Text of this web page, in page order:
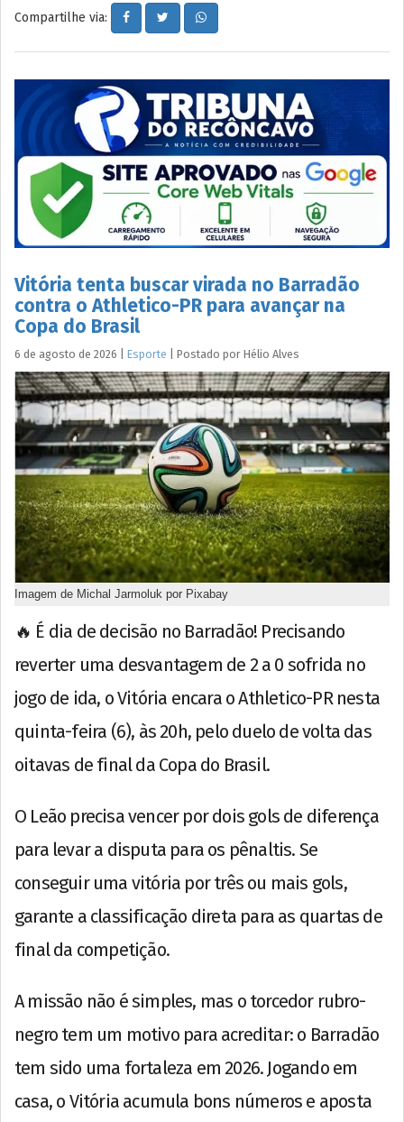
Compartilhe via:
Vitória tenta buscar virada no Barradão
contra o Athletico-PR para avançar na
Copa do Brasil
6 de agosto de 2026 Esporte Postado por Hélio Alves
Imagem de Michal Jarmoluk por Pixabay
🔥 É dia de decisão no Barradão! Precisando
reverter uma desvantagem de 2 a 0 sofrida no
jogo de ida, o Vitória encara o Athletico-PR nesta
quinta-feira (6), às 20h, pelo duelo de volta das
oitavas de final da Copa do Brasil.
O Leão precisa vencer por dois gols de diferença
para levar a disputa para os pênaltis. Se
conseguir uma vitória por três ou mais gols,
garante a classificação direta para as quartas de
final da competição.
A missão não é simples, mas o torcedor rubro-
negro tem um motivo para acreditar: o Barradão
tem sido uma fortaleza em 2026. Jogando em
casa, o Vitória acumula bons números e aposta